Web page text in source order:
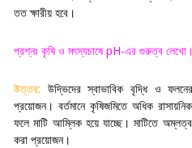
তত ক্ষারীয় হবে ।
প্রশ্নঃ কৃষি ও মৎস্যচাষেpH-এর গুরুত্ব লেখো ।
উত্তর: উদ্ভিদের স্বাভাবিক বৃদ্ধি ও
প্রয়োজন। বর্তমানে কৃষিজমিতে অধিক
ফলে মাটি আম্লিক হয়ে যাচ্ছে। মাটিতে
করা প্রয়োজন।